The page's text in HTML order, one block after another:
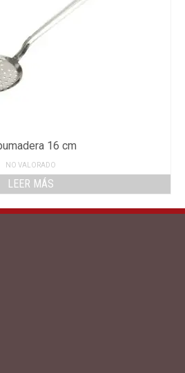
16 cm
NO VALORADO
LEER MÁS